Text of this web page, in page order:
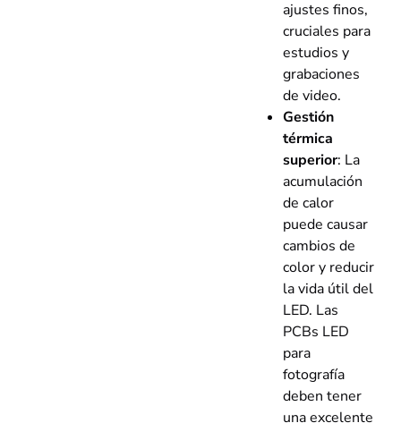
ajustes finos,
cruciales para
estudios y
grabaciones
de video.
Gestión
térmica
superior: La
acumulación
de calor
puede causar
cambios de
color y reducir
la vida útil del
LED. Las
PCBs LED
para
fotografía
deben tener
una excelente